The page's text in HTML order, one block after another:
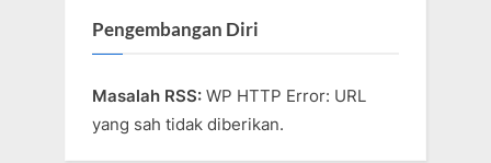
Pengembangan Diri
Masalah RSS: WP HTTP Error: URL
yang sah tidak diberikan.